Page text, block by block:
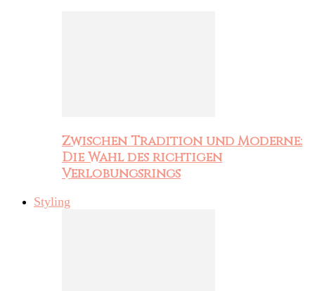
Zwischen Tradition und Moderne:
Die Wahl des richtigen
Verlobungsrings
Styling